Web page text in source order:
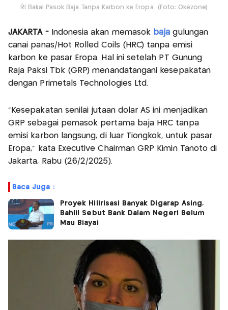
RI Bakal Pasok Baja Tanpa Karbon ke Eropa (Foto: Okezone)
JAKARTA -Indonesia akan memasok baja gulungan
canai panas/Hot Rolled Coils (HRC) tanpa emisi
karbon ke pasar Eropa. Hal ini setelah PT Gunung
Raja Paksi Tbk (GRP) menandatangani kesepakatan
dengan Primetals Technologies Ltd.
"Kesepakatan senilai jutaan dolar AS ini menjadikan
GRP sebagai pemasok pertama baja HRC tanpa
emisi karbon langsung, di luar Tiongkok, untuk pasar
Eropa," kata Executive Chairman GRP Kimin Tanoto di
Jakarta, Rabu (26/2/2025).
Baca Juga :
Proyek Hilirisasi Banyak Digarap Asing,
Bahlil Sebut Bank Dalam Negeri Belum
Mau Biayai